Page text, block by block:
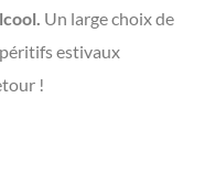
Un large choix de
estivaux
!